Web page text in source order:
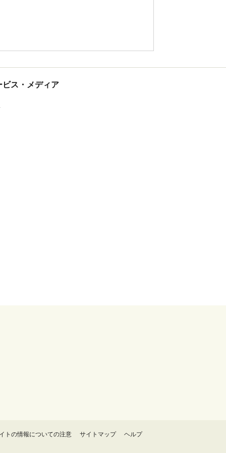
ス・メディア
トの情報についての注意 サイトマップ ヘルプ